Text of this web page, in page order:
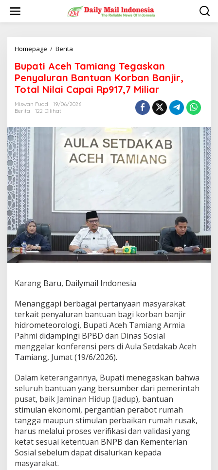
w
Homepage / Berita
p
a
t
i
A
h
T
a
m
i
g
s
k
a
n
n
a
l
u
r
a
n
B
a
t
u
a
n
o
r
b
a
Bupati Aceh Tamiang Tegaskan
Penyaluran Bantuan Korban Banjir,
Total Nilai Capai Rp917,7 Miliar
Miswan Fuad
19/06/2026
Berita
122 Dilihat
Karang Baru, Dailymail Indonesia
Menanggapi berbagai pertanyaan masyarakat
terkait penyaluran bantuan bagi korban banjir
hidrometeorologi, Bupati Aceh Tamiang Armia
Pahmi didampingi BPBD dan Dinas Sosial
menggelar konferensi pers di Aula Setdakab Aceh
Tamiang, Jumat (19/6/2026).
Dalam keterangannya, Bupati menegaskan bahwa
seluruh bantuan yang bersumber dari pemerintah
pusat, baik Jaminan Hidup (Jadup), bantuan
stimulan ekonomi, pergantian perabot rumah
tangga maupun stimulan perbaikan rumah rusak,
harus melalui proses verifikasi dan validasi yang
ketat sesuai ketentuan BNPB dan Kementerian
Sosial sebelum dapat disalurkan kepada
masyarakat.